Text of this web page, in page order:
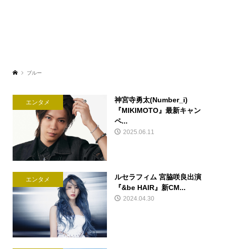
ブルー
エンタメ
神宮寺勇太(Number_i)
『MIKIMOTO』最新キャン
ペ...
2025.06.11
エンタメ
ルセラフィム 宮脇咲良出演
『&be HAIR』新CM...
2024.04.30